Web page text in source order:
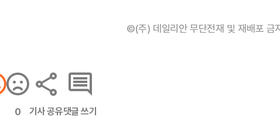
©(주) 데일리안 무단전재 및 재배포 금
0 기사 공유댓글 쓰기